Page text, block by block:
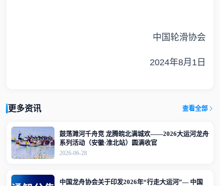
中国轮滑协会
2024年8月1日
更多资讯 查看全部
鼓荡濉河千舟竞 龙腾皖北满城欢——2026大运河龙舟
系列活动（安徽·淮北站）圆满收官
2026-06-28
中国龙舟协会关于印发2026年“行走大运河”— 中国